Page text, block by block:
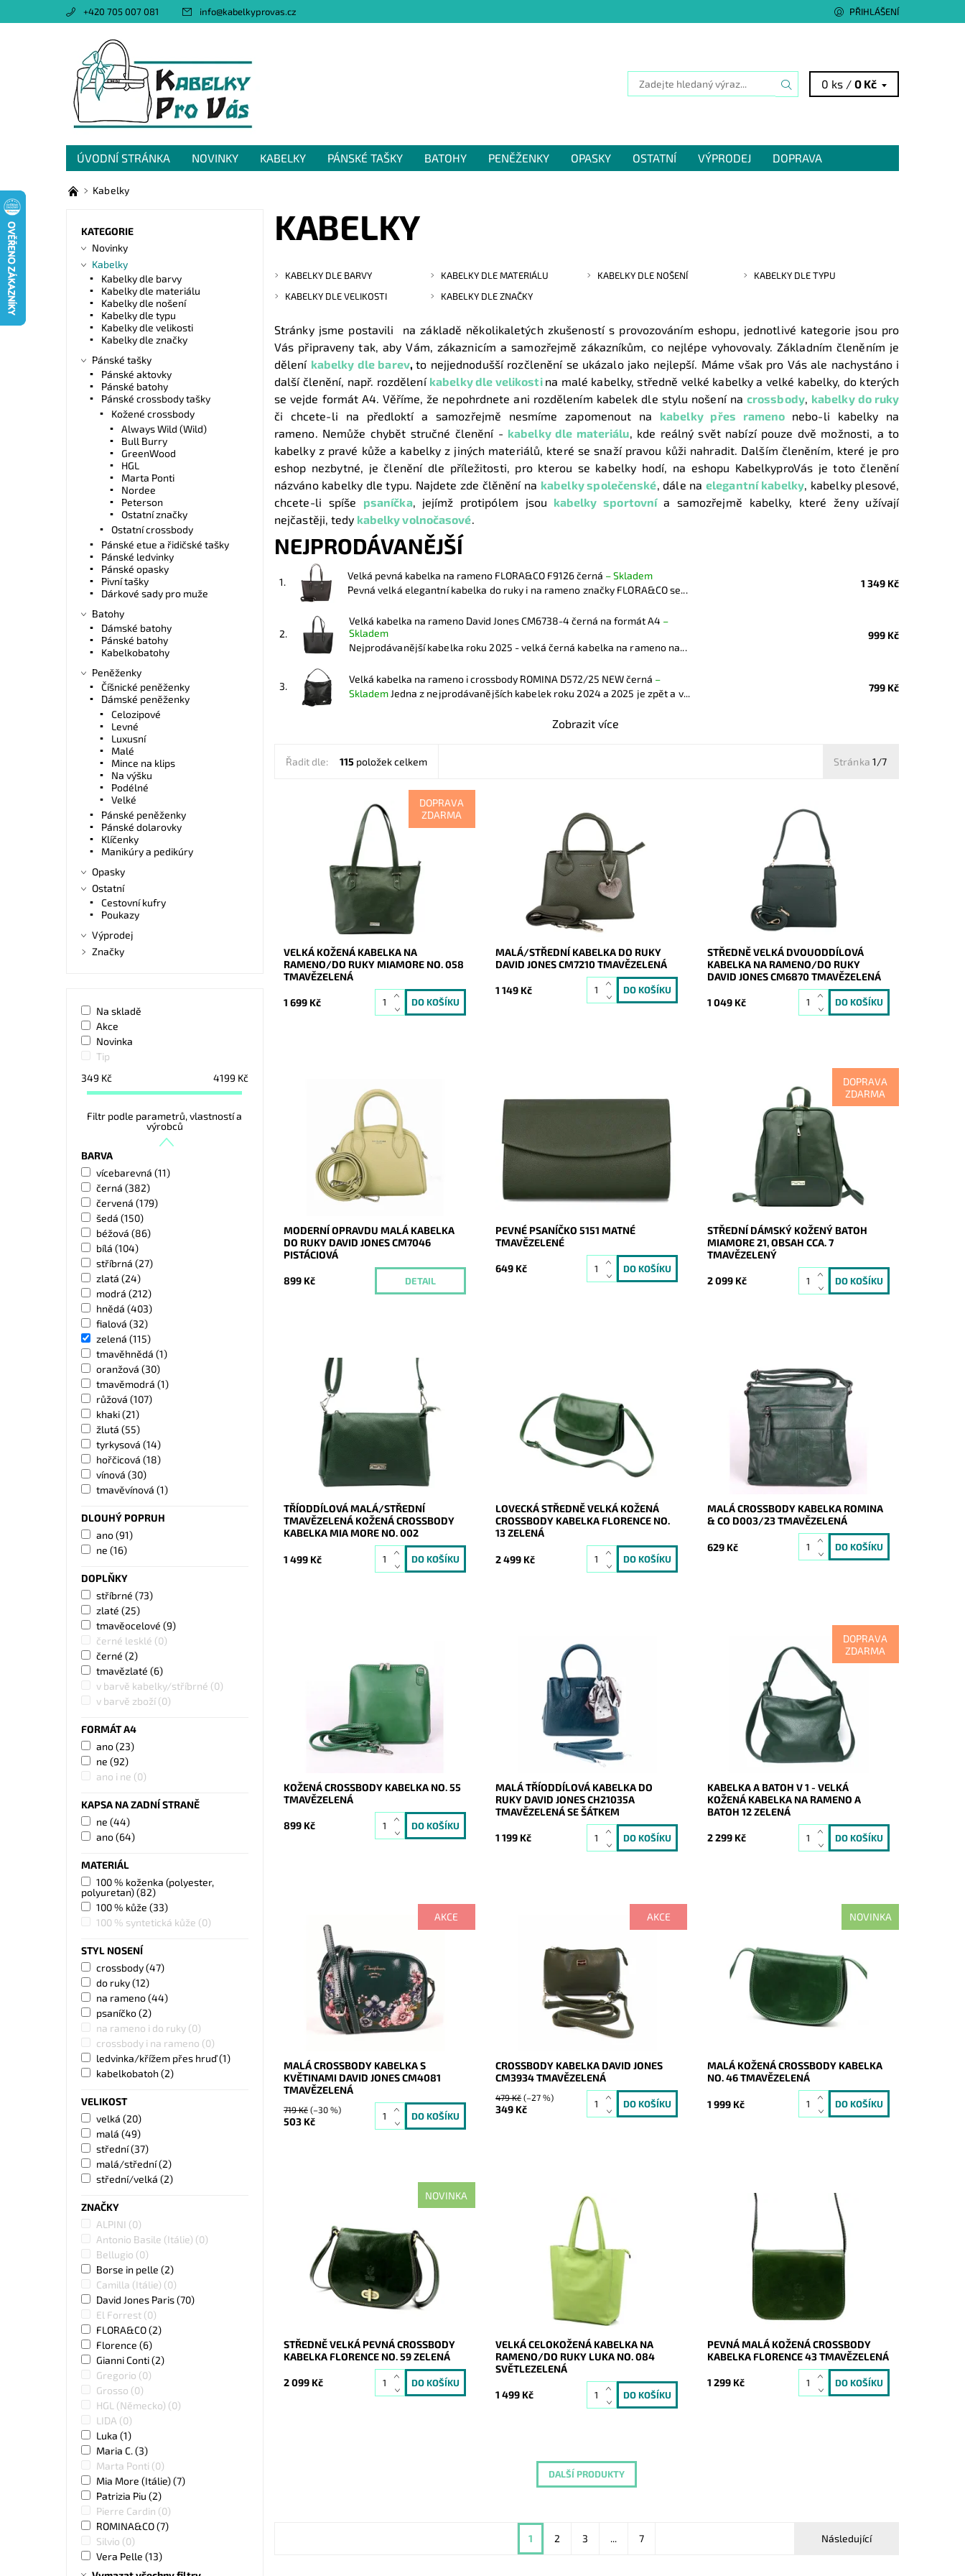
+420 705 007 081 info@kabelkyprovas.cz PŘIHLÁŠENÍ
0 ks /0 Kč
ÚVODNÍ STRÁNKA NOVINKY KABELKY PÁNSKÉ TAŠKY BATOHY PENĚŽENKY OPASKY OSTATNÍ VÝPRODEJ
DOPRAVA
OBCHODNÍ PODMÍNKY
Kabelky
KABELKY
KABELKY DLE BARVY KABELKY DLE MATERIÁLU KABELKY DLE NOŠENÍ
KABELKY DLE TYPU
KABELKY DLE VELIKOSTI
KABELKY DLE ZNAČKY
Stránky jsme postavili na základě několikaletých zkušeností s provozováním eshopu, jednotlivé kategorie jsou pro
Vás připraveny tak, aby Vám, zákaznicím a samozřejmě zákazníkům, co nejlépe vyhovovaly. Základním členěním je
dělení kabelky dle barev,to nejjednodušší rozčlenění se ukázalo jako nejlepší. Máme však pro Vás ale nachystáno i
další členění, např. rozdělení kabelky dle velikosti na malé kabelky, středně velké kabelky a velké kabelky, do kterých
se vejde formát A4. Věříme, že nepohrdnete ani rozdělením kabelek dle stylu nošení na crossbody, kabelky do ruky
či chcete-li na předloktí a samozřejmě nesmíme zapomenout na kabelky přes rameno nebo-li kabelky na
rameno. Nemůže chybět stručné členění - kabelky dle materiálu, kde reálný svět nabízí pouze dvě možnosti, a to
kabelky z pravé kůže a kabelky z jiných materiálů, které se snaží pravou kůži nahradit. Dalším členěním, které je pro
eshop nezbytné, je členění dle příležitosti, pro kterou se kabelky hodí, na eshopu KabelkyproVás je toto členění
názváno kabelky dle typu. Najdete zde člěnění na kabelky společenské, dále naelegantní kabelky, kabelky plesové,
chcete-li spíše psaníčka, jejímž protipólem jsou kabelky sportovní a samozřejmě kabelky, které ženy užívají
nejčastěji, tedy kabelky volnočasové.
NEJPRODÁVANĚJŠÍ
1.
Velká pevná kabelka na rameno FLORA&CO F9126 černá –Skladem
Pevná velká elegantní kabelka do ruky i na rameno značky FLORA&CO se...
1 349 Kč
2.
Velká kabelka na rameno David Jones CM6738-4 černá na formát A4 –
Skladem
Nejprodávanější kabelka roku 2025 - velká černá kabelka na rameno na...
999 Kč
3.
Velká kabelka na rameno i crossbody ROMINA D572/25 NEW černá –
Skladem Jedna z nejprodávanějších kabelek roku 2024 a 2025 je zpět a v... 799 Kč
Zobrazit více
Řadit dle: 115položek celkem Stránka 1/7
DOPRAVA
ZDARMA
Nadčasová, velká, měkoučká, kožená,
tmavězelená se stříbrnými doplňky na
formát A4, prostě supr kabelka pro nás
Dostupnost:
Skladem
20600
Mia More (Itálie)
VELKÁ KOŽENÁ KABELKA NA
RAMENO/DO RUKY MIAMORE NO. 058
TMAVĚZELENÁ
1 699 Kč
Elegantní tmavězelená kabelka do ruky
značky David Jones s originální ozdobou
ve tvaru srdce na uchu kabelky.
Dostupnost:
Skladem
David Jones Paris
2 roky
MALÁ/STŘEDNÍ KABELKA DO RUKY
DAVID JONES CM7210 TMAVĚZELENÁ
1 149 Kč
Středně velká tmavězelená kabelka
značky David Jones, kterou lze nosit na
rameni, v ruce, ale také jako crossbody.
Skladem
David Jones Paris
2 roky
STŘEDNĚ VELKÁ DVOUODDÍLOVÁ
KABELKA NA RAMENO/DO RUKY
DAVID JONES CM6870 TMAVĚZELENÁ
1 049 Kč
Moderní opravdu malá kabelky do ruky
David Jones v pistáciové barvě.
Dostupnost:
Momentálně
nedostupné
20264
Značka:
David Jones Paris
Záruka:
2 roky
MODERNÍ OPRAVDU MALÁ KABELKA
DO RUKY DAVID JONES CM7046
PISTÁCIOVÁ
899 Kč DETAIL
Elegantní pevné psaníčko v
tmavězelené matné barvě je oblíbeným
doplňkem a doprovodí ženu nejen do
společnosti.
Dostupnost:
Skladem
Kód:
Záruka:
2 roky
PEVNÉ PSANÍČKO 5151 MATNÉ
TMAVĚZELENÉ
649 Kč
DOPRAVA
ZDARMA
Kožený tmavězelený batoh ideální
velikosti, který zaujme svislým prošitím,
pod kterým se skrývá malá zipová
Dostupnost:
Skladem
Mia More (Itálie)
Záruka:
STŘEDNÍ DÁMSKÝ KOŽENÝ BATOH
MIAMORE 21, OBSAH CCA. 7
TMAVĚZELENÝ
2 099 Kč
Kožená crossbody kabelka značky Mia
More v tmavězelené barvě, která je
velmi prakticky rozdělena na tři
samostatné oddíly.
Dostupnost:
Skladem
Značka:
Mia More (Itálie)
Záruka:
TŘÍODDÍLOVÁ MALÁ/STŘEDNÍ
TMAVĚZELENÁ KOŽENÁ CROSSBODY
KABELKA MIA MORE NO. 002
1 499 Kč
investovat za kvalitu. "Lovecký" styl
kabelky se po letech opět vrací na
výsluní oblíbenosti.
Dostupnost:
Skladem
19865
Florence
LOVECKÁ STŘEDNĚ VELKÁ KOŽENÁ
CROSSBODY KABELKA FLORENCE NO.
13 ZELENÁ
2 499 Kč
Malá crossbody kabelka značky
ROMINA & CO v tmavězelené barvě s
prošíváním a dvěma funkčními kapsami
na čele kabelky.
Dostupnost:
Skladem
17077
ROMINA&CO
MALÁ CROSSBODY KABELKA ROMINA
& CO D003/23 TMAVĚZELENÁ
629 Kč
Velmi krásná, poutavá a přitom
jednoduše elegantní kabelka, která se
hodí pro každou příležitost a každou
ženu. Vyrobena z pevné pravé kůže.
Skladem
16895
Značka:
Vera Pelle
Záruka:
2 roky
KOŽENÁ CROSSBODY KABELKA NO. 55
TMAVĚZELENÁ
899 Kč
Elegantní malá tmavězelená kabelky do
ruky David Jones, která je velmi
prakticky rozdělena na tři oddíly.
Dostupnost:
Skladem
David Jones Paris
2 roky
MALÁ TŘÍODDÍLOVÁ KABELKA DO
RUKY DAVID JONES CH21035A
TMAVĚZELENÁ SE ŠÁTKEM
1 199 Kč
DOPRAVA
ZDARMA
Kabelka na rameno a batoh v jednom
provedení v krásné zelené barvě!
Moderní italský kvalitní kožený doplněk
každé ženy.
Dostupnost:
Skladem
8536
Vera Pelle
KABELKA A BATOH V 1 - VELKÁ
KOŽENÁ KABELKA NA RAMENO A
BATOH 12 ZELENÁ
2 299 Kč
AKCE
Malá crossbody kabelka s ornamenty
květin a stříbrným logem David Jones
Paris na přední straně.
Dostupnost:
Skladem
1730
David Jones Paris
2 roky
MALÁ CROSSBODY KABELKA S
KVĚTINAMI DAVID JONES CM4081
TMAVĚZELENÁ
719 Kč (–30 %)
503 Kč
AKCE
ale v široké barevné škále, do níž se
vejde vše základní ke každodenní
potřebě žen a slečen.
Dostupnost:
Skladem
1661
David Jones Paris
2 roky
CROSSBODY KABELKA DAVID JONES
CM3934 TMAVĚZELENÁ
479 Kč(–27 %)
349 Kč
NOVINKA
moderní ženy. "Lovecká" kabelka z
kvalitní pevné kůže je zárukou
spokojenosti při každodenním nošení.
Dostupnost:
21144
Vera Pelle
MALÁ KOŽENÁ CROSSBODY KABELKA
NO. 46 TMAVĚZELENÁ
1 999 Kč
NOVINKA
italského výrobce značky Florence je
vyrobena z pevné kvalitní kůže. Uspokojí
i velmi náročné a moderní...
Dostupnost:
Skladem
21109
Florence
2 roky
STŘEDNĚ VELKÁ PEVNÁ CROSSBODY
KABELKA FLORENCE NO. 59 ZELENÁ
2 099 Kč
Nadčasová, velká, měkoučká, kožená,
světlezelená se stříbrnými doplňky na
formát A4 prostě supr kabelka pro nás
21080
VELKÁ CELOKOŽENÁ KABELKA NA
RAMENO/DO RUKY LUKA NO. 084
SVĚTLEZELENÁ
1 499 Kč
Kouzelná kožená tmavězelená
crossbody značky Florence, vhodná ke
každodennímu nošení. Splní očekávání i
nejnáročnějších žen.
Florence
2 roky
PEVNÁ MALÁ KOŽENÁ CROSSBODY
KABELKA FLORENCE 43 TMAVĚZELENÁ
1 299 Kč
DALŠÍ PRODUKTY
Následující
1 2 3 ... 7
KATEGORIE
Novinky
Kabelky
Kabelky dle barvy
Kabelky dle materiálu
Kabelky dle nošení
Kabelky dle typu
Kabelky dle velikosti
Kabelky dle značky
Pánské tašky
Pánské aktovky
Pánské batohy
Pánské crossbody tašky
Kožené crossbody
Always Wild (Wild)
Bull Burry
GreenWood
HGL
Marta Ponti
Nordee
Peterson
Ostatní značky
Ostatní crossbody
Pánské etue a řidičské tašky
Pánské ledvinky
Pánské opasky
Pivní tašky
Dárkové sady pro muže
Batohy
Dámské batohy
Pánské batohy
Kabelkobatohy
Peněženky
Číšnické peněženky
Dámské peněženky
Celozipové
Levné
Luxusní
Malé
Mince na klips
Na výšku
Podélné
Velké
Pánské peněženky
Pánské dolarovky
Klíčenky
Manikúry a pedikúry
Opasky
Ostatní
Cestovní kufry
Poukazy
Výprodej
Značky
Na skladě
Akce
Novinka
Tip
349 Kč 4199 Kč
Filtr podle parametrů, vlastností a
výrobců
BARVA
vícebarevná (11)
černá (382)
červená (179)
šedá (150)
béžová (86)
bílá (104)
stříbrná (27)
zlatá (24)
modrá (212)
hnědá (403)
fialová (32)
zelená (115)
tmavěhnědá (1)
oranžová (30)
tmavěmodrá (1)
růžová (107)
khaki(21)
žlutá (55)
tyrkysová (14)
hořčicová (18)
vínová (30)
tmavěvínová (1)
DLOUHÝ POPRUH
ano(91)
ne (16)
DOPLŇKY
stříbrné (73)
zlaté (25)
tmavěocelové (9)
černé lesklé (0)
černé (2)
tmavězlaté (6)
v barvě kabelky/stříbrné (0)
v barvě zboží(0)
FORMÁT A4
ano(23)
ne (92)
ano i ne (0)
KAPSA NA ZADNÍ STRANĚ
ne (44)
ano(64)
MATERIÁL
100 % koženka (polyester,
polyuretan)(82)
100 % kůže (33)
100 % syntetická kůže (0)
STYL NOSENÍ
crossbody(47)
do ruky(12)
na rameno(44)
psaníčko(2)
na rameno i do ruky (0)
crossbody i na rameno (0)
ledvinka/křížem přes hruď(1)
kabelkobatoh (2)
VELIKOST
velká (20)
malá (49)
střední(37)
malá/střední(2)
střední/velká (2)
ZNAČKY
ALPINI (0)
Antonio Basile (Itálie) (0)
Bellugio (0)
Borse in pelle (2)
Camilla (Itálie) (0)
David Jones Paris(70)
El Forrest (0)
FLORA&CO(2)
Florence (6)
Gianni Conti(2)
Gregorio (0)
Grosso (0)
HGL (Německo) (0)
LIDA (0)
Luka (1)
Maria C.(3)
Marta Ponti (0)
Mia More (Itálie)(7)
Patrizia Piu (2)
Pierre Cardin (0)
ROMINA&CO(7)
Silvio (0)
Vera Pelle (13)